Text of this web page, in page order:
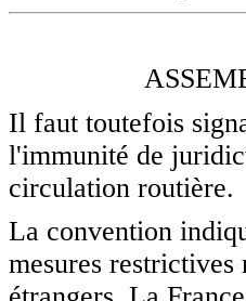
Il faut toutefois
l'immunité de
circulation routière.
La convention
mesures